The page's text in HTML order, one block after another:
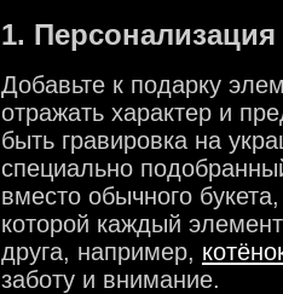
1. Персонализация
Добавьте к подарку
отражать характер и
быть гравировка на
специально
вместо обычного
которой каждый
друга, например,
заботу и внимание.